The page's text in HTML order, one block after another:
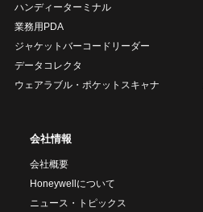
ハンディーターミナル
業務用PDA
ジャケットバーコードリーダー
データコレクタ
ウェアラブル・ポケットスキャナ
会社情報
会社概要
Honeywellについて
ニュース・トピックス